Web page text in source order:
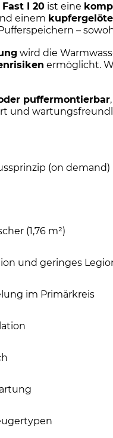
I 20 ist eine
einem
–
wird die
ermöglicht.
puffermontierbar
und
(on demand)
(1,76 m²)
und geringes
im Primärkreis